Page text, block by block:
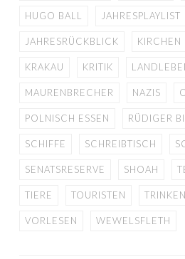
HUGO BALL JAHRESPLAYLIST
JAHRESRÜCKBLICK KIRCHEN
KRAKAU KRITIK
MAURENBRECHER NAZIS
POLNISCH ESSEN RÜDIGER
SCHIFFE SCHREIBTISCH
SENATSRESERVE SHOAH
TIERE TOURISTEN TRINKEN
VORLESEN WEWELSFLETH